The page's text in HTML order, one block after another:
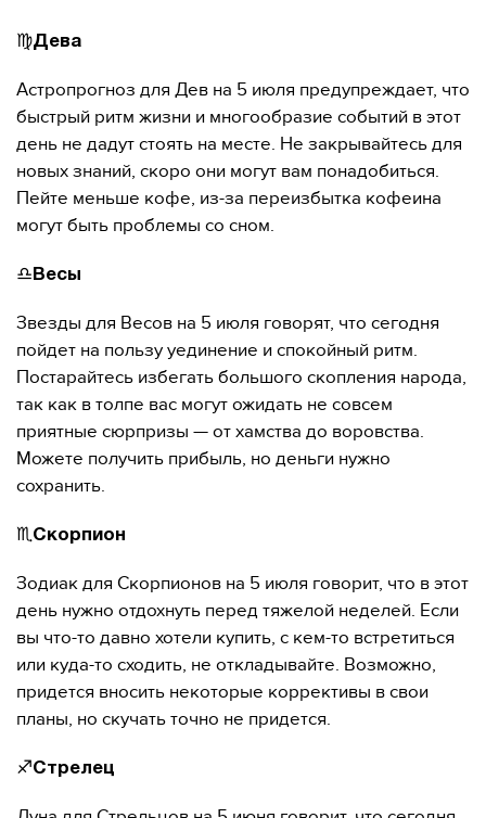
♍️Дева
Астропрогноз для Дев на 5 июля предупреждает, что
быстрый ритм жизни и многообразие событий в этот
день не дадут стоять на месте. Не закрывайтесь для
новых знаний, скоро они могут вам понадобиться.
Пейте меньше кофе, из-за переизбытка кофеина
могут быть проблемы со сном.
♎️ Весы
Звезды для Весов на 5 июля говорят, что сегодня
пойдет на пользу уединение и спокойный ритм.
Постарайтесь избегать большого скопления народа,
так как в толпе вас могут ожидать не совсем
приятные сюрпризы — от хамства до воровства.
Можете получить прибыль, но деньги нужно
сохранить.
♏️Скорпион
Зодиак для Скорпионов на 5 июля говорит, что в этот
день нужно отдохнуть перед тяжелой неделей. Если
вы что-то давно хотели купить, с кем-то встретиться
или куда-то сходить, не откладывайте. Возможно,
придется вносить некоторые коррективы в свои
планы, но скучать точно не придется.
♐️Стрелец